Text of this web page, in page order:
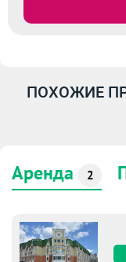
ПОХОЖИЕ
Аренда 2